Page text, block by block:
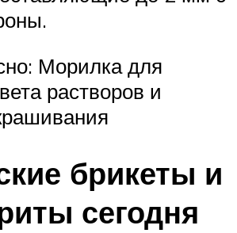
Морилка для
растворов и
брикеты и
сегодня